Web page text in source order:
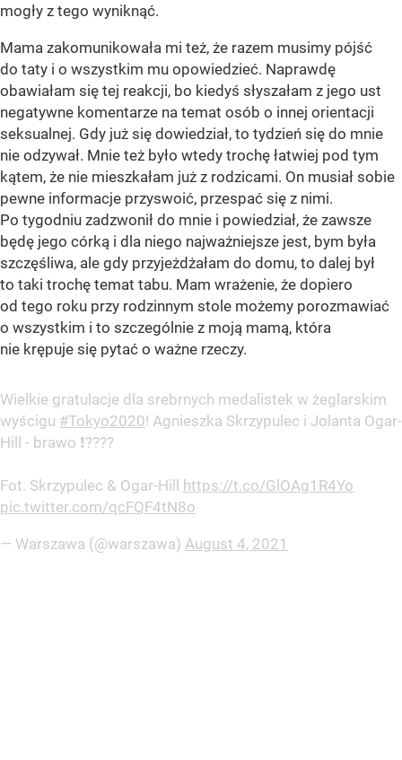
mogły z tego wyniknąć.
Mama zakomunikowała mi też, że razem musimy pójść
do taty i o wszystkim mu opowiedzieć. Naprawdę
obawiałam się tej reakcji, bo kiedyś słyszałam z jego ust
negatywne komentarze na temat osób o innej orientacji
seksualnej. Gdy już się dowiedział, to tydzień się do mnie
nie odzywał. Mnie też było wtedy trochę łatwiej pod tym
kątem, że nie mieszkałam już z rodzicami. On musiał sobie
pewne informacje przyswoić, przespać się z nimi.
Po tygodniu zadzwonił do mnie i powiedział, że zawsze
będę jego córką i dla niego najważniejsze jest, bym była
szczęśliwa, ale gdy przyjeżdżałam do domu, to dalej był
to taki trochę temat tabu. Mam wrażenie, że dopiero
od tego roku przy rodzinnym stole możemy porozmawiać
o wszystkim i to szczególnie z moją mamą, która
nie krępuje się pytać o ważne rzeczy.
Wielkie gratulacje dla srebrnych medalistek w żeglarskim
wyścigu #Tokyo2020! Agnieszka Skrzypulec i Jolanta Ogar-
Hill - brawo ❗????
Fot. Skrzypulec & Ogar-Hill
https://t.co/GlOAg1R4Yo
pic.twitter.com/qcFQF4tN8o
— Warszawa (@warszawa) August 4, 2021